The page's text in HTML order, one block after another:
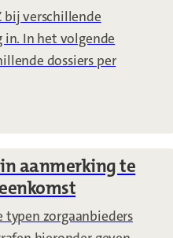
bij verschillende
in. In het volgende
dossiers per
aanmerking te
typen zorgaanbieders